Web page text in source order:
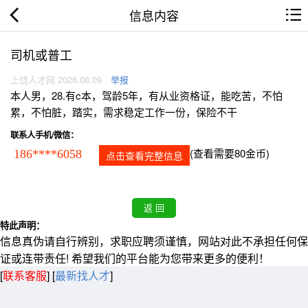
信息内容
司机或普工
上饶人才网 2026.08.09 举报
本人男，28.有c本，驾龄5年，有从业资格证，能吃苦，不怕
累，不怕脏，踏实，需求稳定工作一份，保险不干
联系人手机/微信：
186****6058 点击查看完整信息 (查看需要80金币)
特此声明：
信息真伪请自行辨别，求职应聘须谨慎，网站对此不承担任何保
证或连带责任! 希望我们的平台能为您带来更多的便利！
[联系客服] [最新找人才]